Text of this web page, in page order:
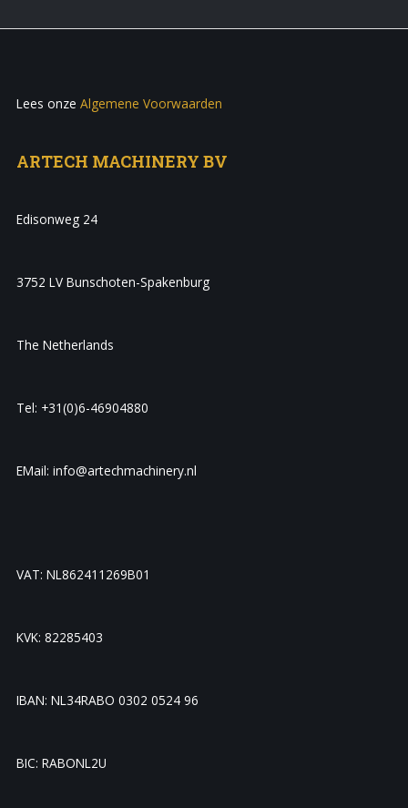
Lees onze Algemene Voorwaarden
ARTECH MACHINERY BV
Edisonweg 24
3752 LV Bunschoten-Spakenburg
The Netherlands
Tel: +31(0)6-46904880
EMail: info@artechmachinery.nl
VAT: NL862411269B01
KVK: 82285403
IBAN: NL34RABO 0302 0524 96
BIC: RABONL2U